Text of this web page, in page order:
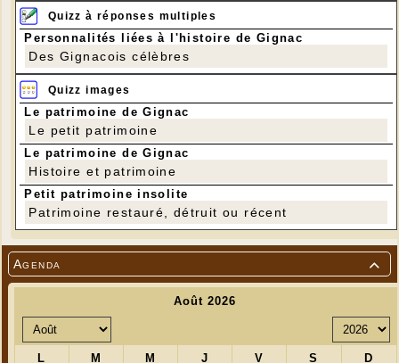

Agenda
Nos ancêtres les Gignacois
Démographie, traditions, émigration
116 pages
15 €
Le petit patrimoine de Gignac
Calvaires, constructions à pierres sèches,
fontaines, lavoirs, puits, travail, fours et
moulin, portails et balcons
84 pages
13 €
Des racines et des hommes
Essai de toponymie sur la commune de
Gignac avec un inventaire de 1100
toponymes
Origine des noms de lieux, marque
indélébile révélatrice d'un terroir
106 pages
Quizz à réponses multiples
Personnalités liées à l'histoire de Gignac
Des Gignacois célèbres
Quizz images
Le patrimoine de Gignac
Le petit patrimoine
Le patrimoine de Gignac
Histoire et patrimoine
Petit patrimoine insolite
Patrimoine restauré, détruit ou récent